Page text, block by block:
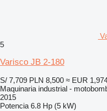
5
Varisco JB 2-180
S/ 7,709 PLN 8,500 ≈ EUR
Maquinaria industrial -
2015
Potencia 6.8 Hp (5 kW)